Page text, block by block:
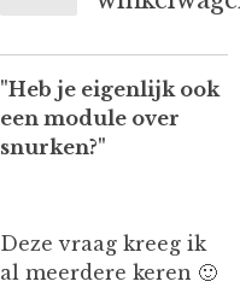
"Heb je eigenlijk ook
een module over
snurken?"
Deze vraag kreeg ik
al meerdere keren 🙂